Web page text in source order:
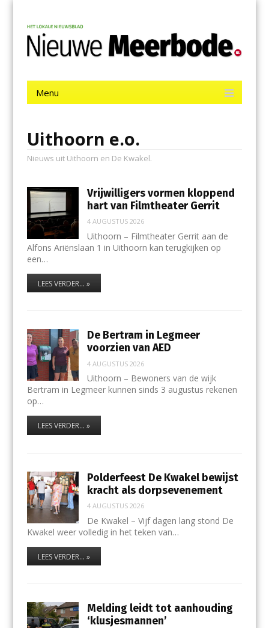
contentNieuwe Meerbode
Menu
Uithoorn e.o.
Nieuws uit Uithoorn en De Kwakel.
Vrijwilligers vormen kloppend
hart van Filmtheater Gerrit
4 AUGUSTUS 2026
Uithoorn – Filmtheater Gerrit aan de
Alfons Ariënslaan 1 in Uithoorn kan terugkijken op
een…
LEES VERDER... »
De Bertram in Legmeer
voorzien van AED
4 AUGUSTUS 2026
Uithoorn – Bewoners van de wijk
Bertram in Legmeer kunnen sinds 3 augustus rekenen
op…
LEES VERDER... »
Polderfeest De Kwakel bewijst
kracht als dorpsevenement
4 AUGUSTUS 2026
De Kwakel – Vijf dagen lang stond De
Kwakel weer volledig in het teken van…
LEES VERDER... »
Melding leidt tot aanhouding
‘klusjesmannen’